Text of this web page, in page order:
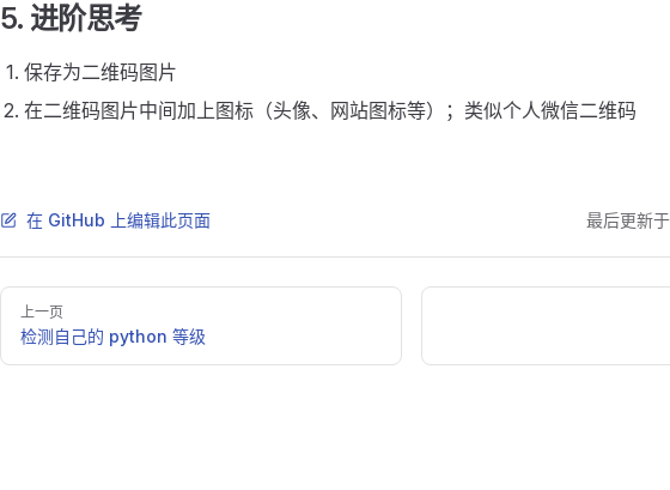
5. 进阶思考
保存为二维码图片
在二维码图片中间加上图标（头像、网站图标等）；类似个人微信二维码
在 GitHub 上编辑此页面 最后更新
Pager
上一页
检测自己的 python 等级